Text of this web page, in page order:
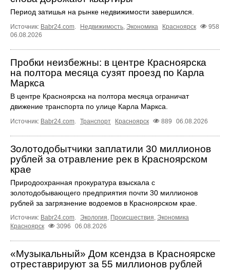
Период затишья на рынке недвижимости завершился.
Источник: Babr24.com Недвижимость Экономика Красноярск
958
06.08.2026
Пробки неизбежны: в центре Красноярска
на полтора месяца сузят проезд по Карла
Маркса
В центре Красноярска на полтора месяца ограничат
движение транспорта по улице Карла Маркса.
Источник: Babr24.com Транспорт Красноярск 889 06.08.2026
Золотодобытчики заплатили 30 миллионов
рублей за отравление рек в Красноярском
крае
Природоохранная прокуратура взыскала с
золотодобывающего предприятия почти 30 миллионов
рублей за загрязнение водоемов в Красноярском крае.
Источник: Babr24.com Экология Происшествия Экономика
Красноярск
3096 06.08.2026
«Музыкальный» Дом ксендза в Красноярске
отреставрируют за 55 миллионов рублей